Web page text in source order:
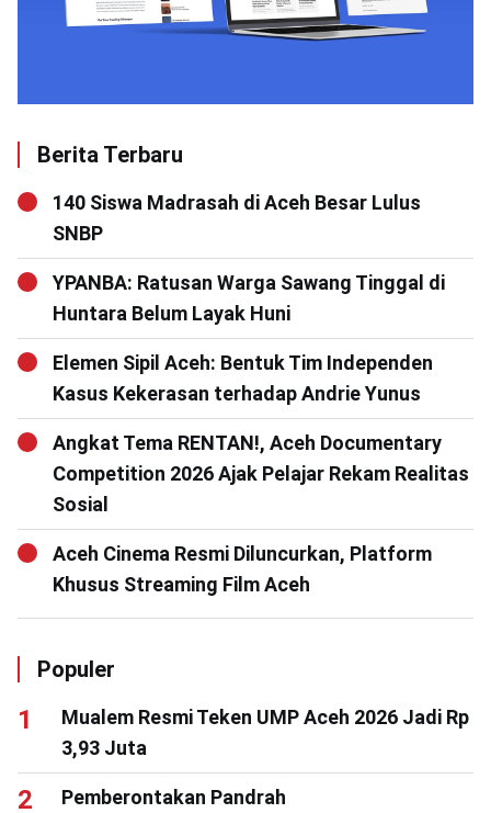
Berita Terbaru
140 Siswa Madrasah di Aceh Besar Lulus
SNBP
YPANBA: Ratusan Warga Sawang Tinggal di
Huntara Belum Layak Huni
Elemen Sipil Aceh: Bentuk Tim Independen
Kasus Kekerasan terhadap Andrie Yunus
Angkat Tema RENTAN!, Aceh Documentary
Competition 2026 Ajak Pelajar Rekam Realitas
Sosial
Aceh Cinema Resmi Diluncurkan, Platform
Khusus Streaming Film Aceh
Populer
Mualem Resmi Teken UMP Aceh 2026 Jadi Rp
3,93 Juta
Pemberontakan Pandrah